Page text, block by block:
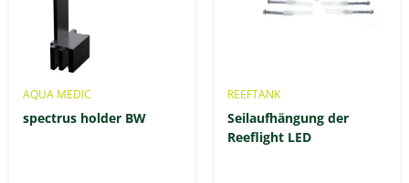
AQUA MEDIC
spectrus holder BW
REEFTANK
Seilaufhängung der
Reeflight LED